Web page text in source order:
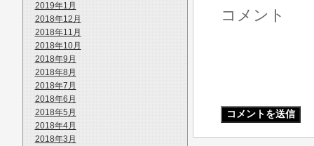
2019年1月
2018年12月
2018年11月
2018年10月
2018年9月
2018年8月
2018年7月
2018年6月
2018年5月
2018年4月
2018年3月
コメント